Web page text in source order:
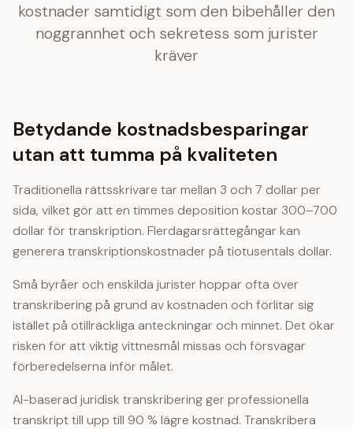
kostnader samtidigt som den bibehåller den
noggrannhet och sekretess som jurister
kräver
Betydande kostnadsbesparingar
utan att tumma på kvaliteten
Traditionella rättsskrivare tar mellan 3 och 7 dollar per
sida, vilket gör att en timmes deposition kostar 300–700
dollar för transkription. Flerdagarsrättegångar kan
generera transkriptionskostnader på tiotusentals dollar.
Små byråer och enskilda jurister hoppar ofta över
transkribering på grund av kostnaden och förlitar sig
istället på otillräckliga anteckningar och minnet. Det ökar
risken för att viktig vittnesmål missas och försvagar
förberedelserna inför målet.
AI-baserad juridisk transkribering ger professionella
transkript till upp till 90 % lägre kostnad. Transkribera